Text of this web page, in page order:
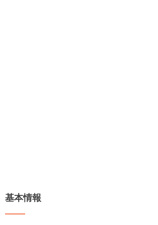
基本情報